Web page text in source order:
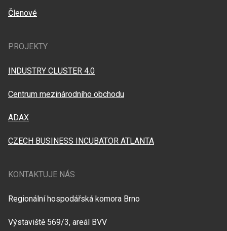
Členové
PROJEKTY
INDUSTRY CLUSTER 4.0
Centrum mezinárodního obchodu
ADAX
CZECH BUSINESS INCUBATOR ATLANTA
KONTAKTUJE NÁS
Regionální hospodářská komora Brno
Výstaviště 569/3, areál BVV